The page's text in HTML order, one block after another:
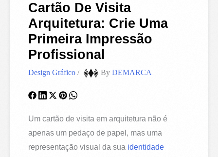
Cartão De Visita
Arquitetura: Crie Uma
Primeira Impressão
Profissional
Design Gráfico / ByDEMARCA
Um cartão de visita em arquitetura não é
apenas um pedaço de papel, mas uma
representação visual da sua identidade